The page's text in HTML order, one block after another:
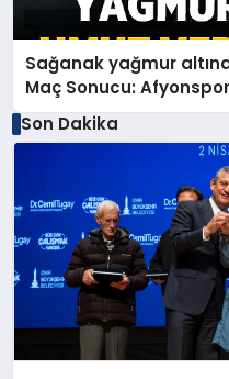
Sağanak yağmur
Maç Sonucu:
Son Dakika